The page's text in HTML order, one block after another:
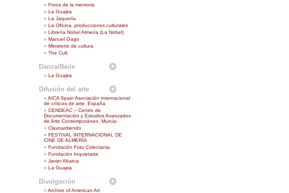
Foros de la memoria
La Guajira
La Jaquería
La Oficina, producciones culturales
Librería Nobel Almería (La Nobel)
Manuel Gago
Ministerio de cultura
The Cult
Danza/Baile
La Guajira
Difusión del arte
AICA Spain Asociación internacional
de críticos de arte. España
CENDEAC – Centro de
Documentación y Estudios Avanzados
de Arte Contemporáneo, Murcia-
Clavoardiendo
FESTIVAL INTERNACIONAL DE
CINE DE ALMERÍA
Fundación Foto Colectania
Fundación Inquietarte
Javier Abarca
La Guajira
Divulgación
Archive of American Art